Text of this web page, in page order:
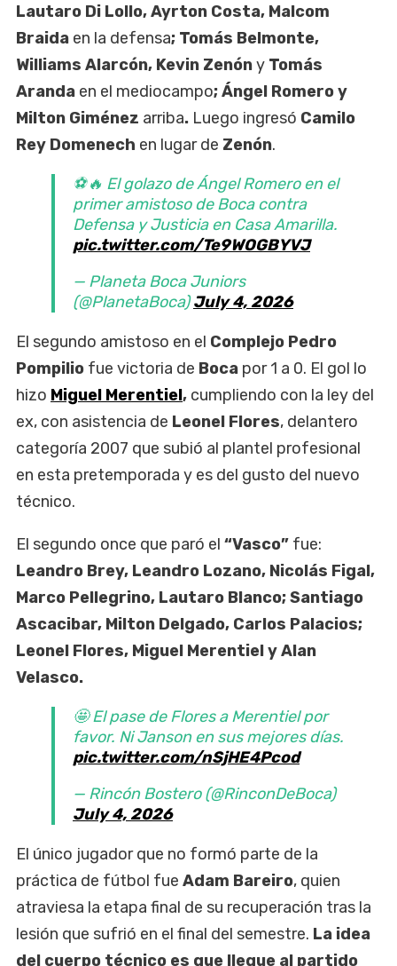
Lautaro Di Lollo, Ayrton Costa, Malcom
Braida en la defensa; Tomás Belmonte,
Williams Alarcón, Kevin Zenóny Tomás
Aranda en el mediocampo; Ángel Romero y
Milton Giménez arriba. Luego ingresó Camilo
Rey Domenech en lugar de Zenón.
⚽️🔥 El golazo de Ángel Romero en el
primer amistoso de Boca contra
Defensa y Justicia en Casa Amarilla.
pic.twitter.com/Te9WOGBYVJ
— Planeta Boca Juniors
(@PlanetaBoca)July 4, 2026
El segundo amistoso en el Complejo Pedro
Pompilio fue victoria de Boca por 1 a 0. El gol lo
hizo Miguel Merentiel, cumpliendo con la ley del
ex, con asistencia de Leonel Flores, delantero
categoría 2007 que subió al plantel profesional
en esta pretemporada y es del gusto del nuevo
técnico.
El segundo once que paró el “Vasco” fue:
Leandro Brey, Leandro Lozano, Nicolás Figal,
Marco Pellegrino, Lautaro Blanco; Santiago
Ascacibar, Milton Delgado, Carlos Palacios;
Leonel Flores, Miguel Merentiel y Alan
Velasco.
🤩 El pase de Flores a Merentiel por
favor. Ni Janson en sus mejores días.
pic.twitter.com/nSjHE4Pcod
— Rincón Bostero (@RinconDeBoca)
July 4, 2026
El único jugador que no formó parte de la
práctica de fútbol fue Adam Bareiro, quien
atraviesa la etapa final de su recuperación tras la
lesión que sufrió en el final del semestre. La idea
del cuerpo técnico es que llegue al partido